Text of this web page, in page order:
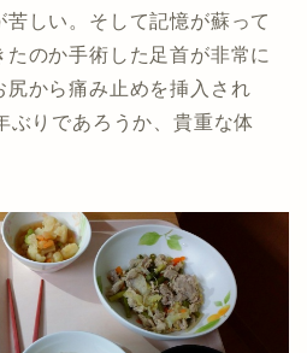
しい。そして記憶が蘇って
たのか手術した足首が非常に
から痛み止めを挿入され
ぶりであろうか、貴重な体